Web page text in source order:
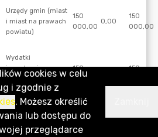
cookies w celu
i zgodnie z
. Możesz określić
lub dostępu do
przeglądarce